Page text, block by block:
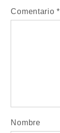
Comentario*
Nombre